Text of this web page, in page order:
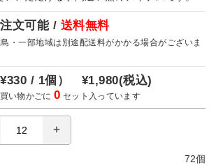
文可能 / 送料無料
・一部地域は別途配送料がかかる場合がございま
¥330 / 1個） ¥1,980(税込)
い物かごに0 セット入っています
72個